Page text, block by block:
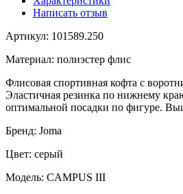
Написать отзыв
Артикул: 101589.250
Материал: полиэстер флис
Флисовая спортивная кофта с
Эластичная резинка по нижнему
оптимальной посадки по фигуре.
Бренд: Joma
Цвет: серый
Модель: CAMPUS III